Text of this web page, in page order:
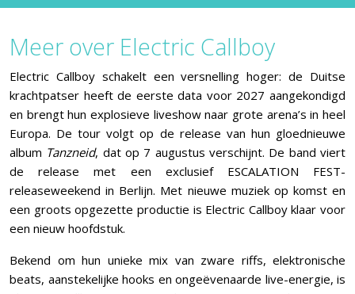
Meer over Electric Callboy
Electric Callboy schakelt een versnelling hoger: de Duitse
krachtpatser heeft de eerste data voor 2027 aangekondigd
en brengt hun explosieve liveshow naar grote arena’s in heel
Europa. De tour volgt op de release van hun gloednieuwe
album Tanzneid, dat op 7 augustus verschijnt. De band viert
de release met een exclusief ESCALATION FEST-
releaseweekend in Berlijn. Met nieuwe muziek op komst en
een groots opgezette productie is Electric Callboy klaar voor
een nieuw hoofdstuk.
Bekend om hun unieke mix van zware riffs, elektronische
beats, aanstekelijke hooks en ongeëvenaarde live-energie, is